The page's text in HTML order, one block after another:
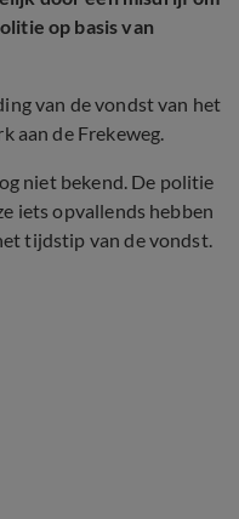
op basis van
van de vondst van het
aan de Frekeweg.
niet bekend. De politie
iets opvallends hebben
tijdstip van de vondst.